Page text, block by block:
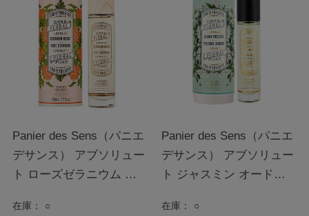
Panier des Sens（パニエ
デサンス） アブソリュー
ト ローズゼラニウム オ
在庫： ○
Panier des Sens（パニエ
デサンス） アブソリュー
ト ジャスミン オードト
在庫： ○